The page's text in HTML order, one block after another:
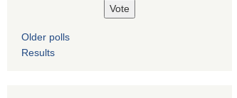
Older polls
Results